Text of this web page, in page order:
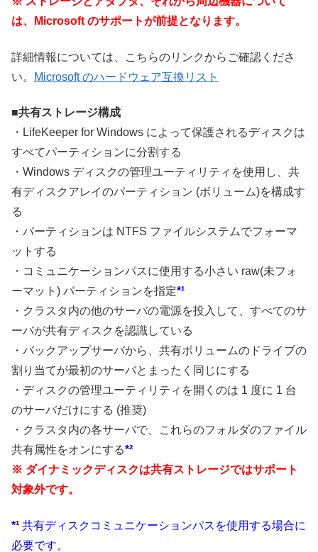
は、Microsoft のサポートが前提となります。
詳細情報については、こちらのリンクからご確認くださ
い。
Microsoft のハードウェア互換リスト
■共有ストレージ構成
・LifeKeeper for Windows によって保護されるディスクは
すべてパーティションに分割する
・Windows ディスクの管理ユーティリティを使用し、共
有ディスクアレイのパーティション (ボリューム)を構成す
る
・パーティションは NTFS ファイルシステムでフォーマ
ット する
・コミュニケーションパスに使用する小さい raw(未フォ
ーマット ) パーティションを指定*¹
・クラスタ内の他のサーバの電源を投入して、すべてのサ
ーバが共有ディスクを認識している
・バックアップサーバから、共有ボリュームのドライブの
割り当てが最初のサーバとまったく同じにする
・ディスクの管理ユーティリティを開くのは 1 度に 1 台
のサーバだけにする (推奨)
・クラスタ内の各サーバで、これらのフォルダのファイル
共有属性をオンにする*²
※ ダイナミックディスクは共有ストレージではサポート
対象外です。
*¹ 共有ディスクコミュニケーションパスを使用する場合に
必要です。